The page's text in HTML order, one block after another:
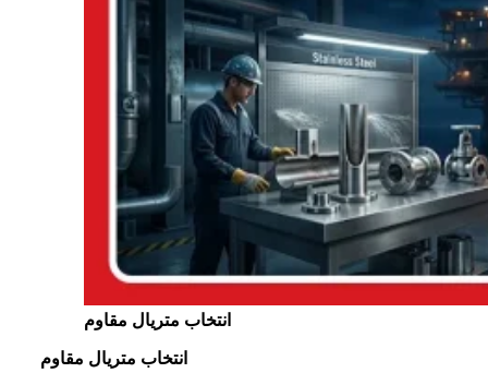
انتخاب متریال مقاوم
انتخاب متریال مقاوم